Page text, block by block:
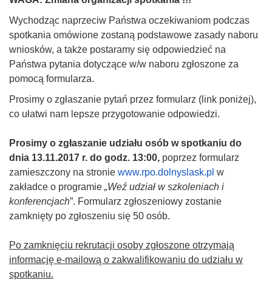
Wychodząc naprzeciw Państwa oczekiwaniom podczas
spotkania omówione zostaną podstawowe zasady naboru
wniosków, a także postaramy się odpowiedzieć na
Państwa pytania dotyczące w/w naboru zgłoszone za
pomocą formularza.
Prosimy o zgłaszanie pytań przez formularz (link poniżej),
co ułatwi nam lepsze przygotowanie odpowiedzi.
Prosimy o zgłaszanie udziału osób w spotkaniu do
dnia 13.11.2017 r. do godz. 13:00, poprzez formularz
zamieszczony na stronie www.rpo.dolnyslask.pl w
zakładce o programie „Weź udział w szkoleniach i
konferencjach”. Formularz zgłoszeniowy zostanie
zamknięty po zgłoszeniu się 50 osób.
Po zamknięciu rekrutacji osoby zgłoszone otrzymają
informację e-mailową o zakwalifikowaniu do udziału w
spotkaniu.